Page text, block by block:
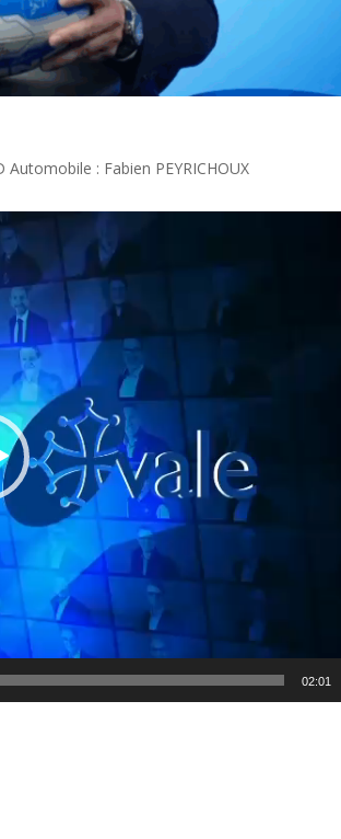
: Fabien PEYRICHOUX
02:01